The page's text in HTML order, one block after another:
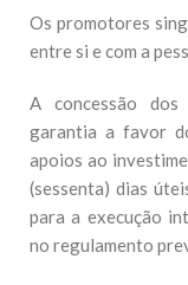
Os promotores
entre si e com a
A concessão
garantia a favor
apoios ao
(sessenta) dias
para a execução
no regulamento